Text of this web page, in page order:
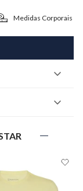
Medidas Corporais